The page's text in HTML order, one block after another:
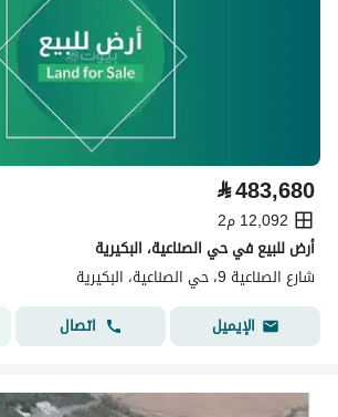
⃁483,680
12,092 م2
أرض للبيع في حي الصناعية، البكيرية
شارع الصناعية 9، حي الصناعية، البكيرية
الإيميل
اتصال